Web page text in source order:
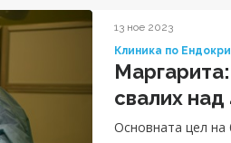
13 ное 2023
Клиника по
свалих над
Основната цел на